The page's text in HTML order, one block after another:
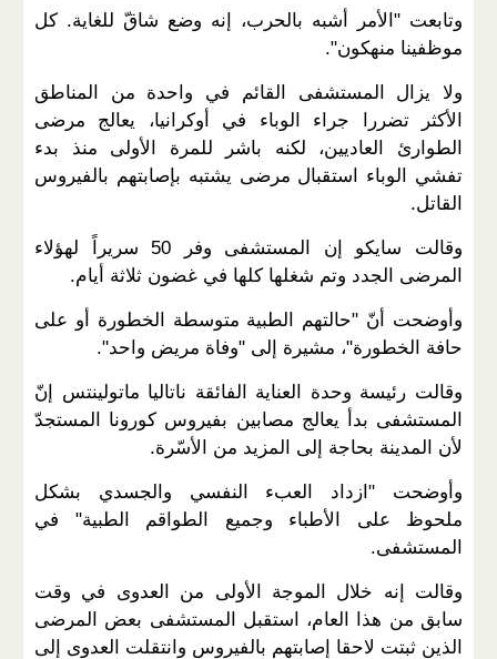
وتابعت "الأمر أشبه بالحرب، إنه وضع شاقّ للغاية. كل
موظفينا منهكون".
ولا يزال المستشفى القائم في واحدة من المناطق
الأكثر تضررا جراء الوباء في أوكرانيا، يعالج مرضى
الطوارئ العاديين، لكنه باشر للمرة الأولى منذ بدء
تفشي الوباء استقبال مرضى يشتبه بإصابتهم بالفيروس
القاتل.
وقالت سايكو إن المستشفى وفر 50 سريراً لهؤلاء
المرضى الجدد وتم شغلها كلها في غضون ثلاثة أيام.
وأوضحت أنّ "حالتهم الطبية متوسطة الخطورة أو على
حافة الخطورة"، مشيرة إلى "وفاة مريض واحد".
وقالت رئيسة وحدة العناية الفائقة ناتاليا ماتولينتس إنّ
المستشفى بدأ يعالج مصابين بفيروس كورونا المستجدّ
لأن المدينة بحاجة إلى المزيد من الأسّرة.
وأوضحت "ازداد العبء النفسي والجسدي بشكل
ملحوظ على الأطباء وجميع الطواقم الطبية" في
المستشفى.
وقالت إنه خلال الموجة الأولى من العدوى في وقت
سابق من هذا العام، استقبل المستشفى بعض المرضى
الذين ثبتت لاحقا إصابتهم بالفيروس وانتقلت العدوى إلى